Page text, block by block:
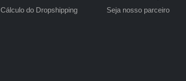
Cálculo do Dropshipping
Seja nosso parceiro